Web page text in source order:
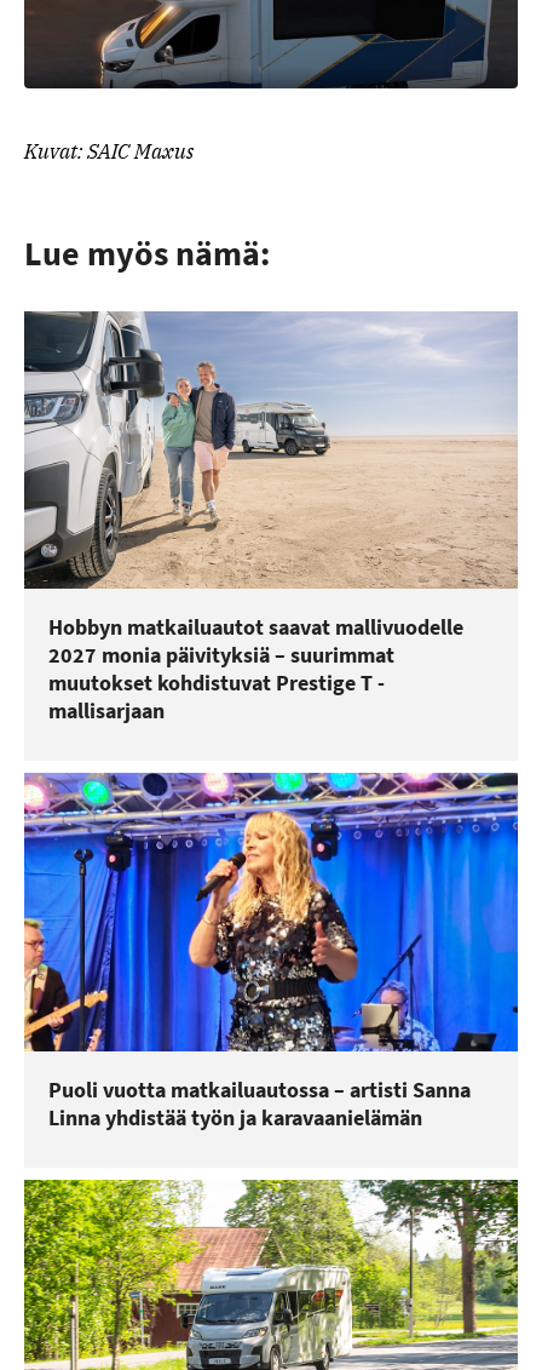
Kuvat: SAIC Maxus
Lue myös nämä:
Hobbyn matkailuautot saavat mallivuodelle
2027 monia päivityksiä – suurimmat
muutokset kohdistuvat Prestige T -
mallisarjaan
Puoli vuotta matkailuautossa – artisti Sanna
Linna yhdistää työn ja karavaanielämän